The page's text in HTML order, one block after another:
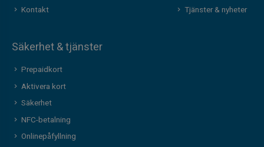
Kontakt
Tjänster & nyheter
Säkerhet & tjänster
Prepaidkort
Aktivera kort
Säkerhet
NFC-betalning
Onlinepåfyllning